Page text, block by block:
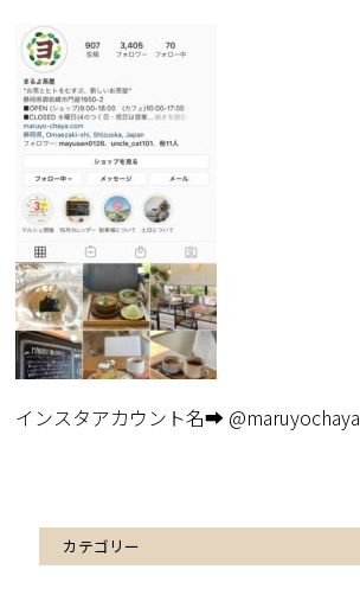
インスタアカウント名➡︎ @maruyochaya
カテゴリー